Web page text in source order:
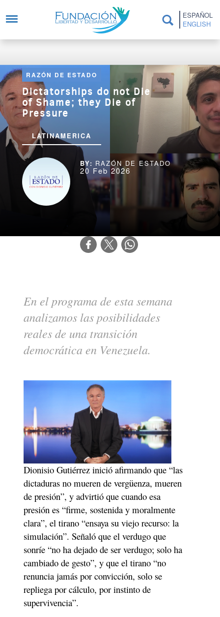
ESPAÑOL
ENGLISH
RAZÓN DE ESTADO
Dictatorships do not Die
of Shame; they Die of
Pressure
LATINAMERICA
RAZÓN DE ESTADO
20 Feb 2026
En el programa de esta semana
analizamos las posibilidades
reales de una transición
democrática en Venezuela.
Dionisio Gutiérrez inició afirmando que “las
dictaduras no mueren de vergüenza, mueren
de presión”, y advirtió que cuando esa
presión es “firme, sostenida y moralmente
clara”, el tirano “ensaya su viejo recurso: la
simulación”. Señaló que el verdugo que
sonríe “no ha dejado de ser verdugo; solo ha
cambiado de gesto”, y que el tirano “no
renuncia jamás por convicción, solo se
repliega por cálculo, por instinto de
supervivencia”.